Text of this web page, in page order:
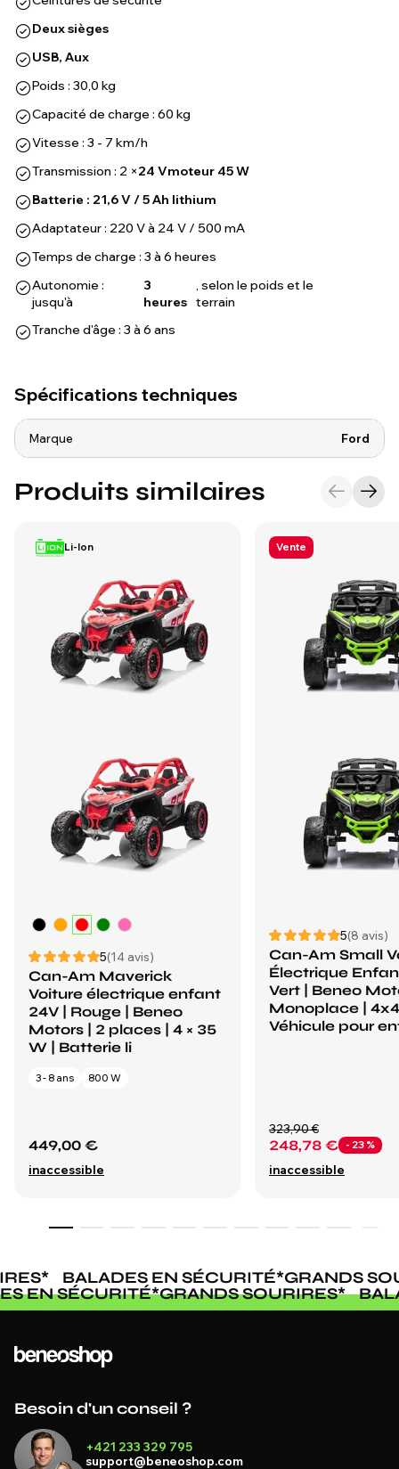
Deux sièges
USB, Aux
Poids : 30,0 kg
Capacité de charge : 60 kg
Vitesse : 3 - 7 km/h
Transmission : 2 ×24 Vmoteur 45 W
Batterie : 21,6 V / 5 Ah lithium
Adaptateur : 220 V à 24 V / 500 mA
Temps de charge : 3 à 6 heures
Autonomie :
jusqu'à
3
heures
, selon le poids et le
terrain
Tranche d'âge : 3 à 6 ans
Spécifications techniques
Marque Ford
Produits similaires
Li-Ion
5(14 avis)
Can-Am Maverick
Voiture électrique enfant
24V | Rouge | Beneo
Motors | 2 places | 4 × 35
W | Batterie li
3 - 8 ans 800 W
449,00 €
inaccessible
Vente
5(8 avis)
Can-Am Small
Électrique
Vert | Beneo
Monoplace |
Véhicule pour
248,78 € - 23 %
323,90 €
inaccessible
* BALADES EN SÉCURITÉ*GRANDS
EN SÉCURITÉ*GRANDS SOURIRES*
Besoin d'un conseil ?
+421 233 329 795
support@beneoshop.com